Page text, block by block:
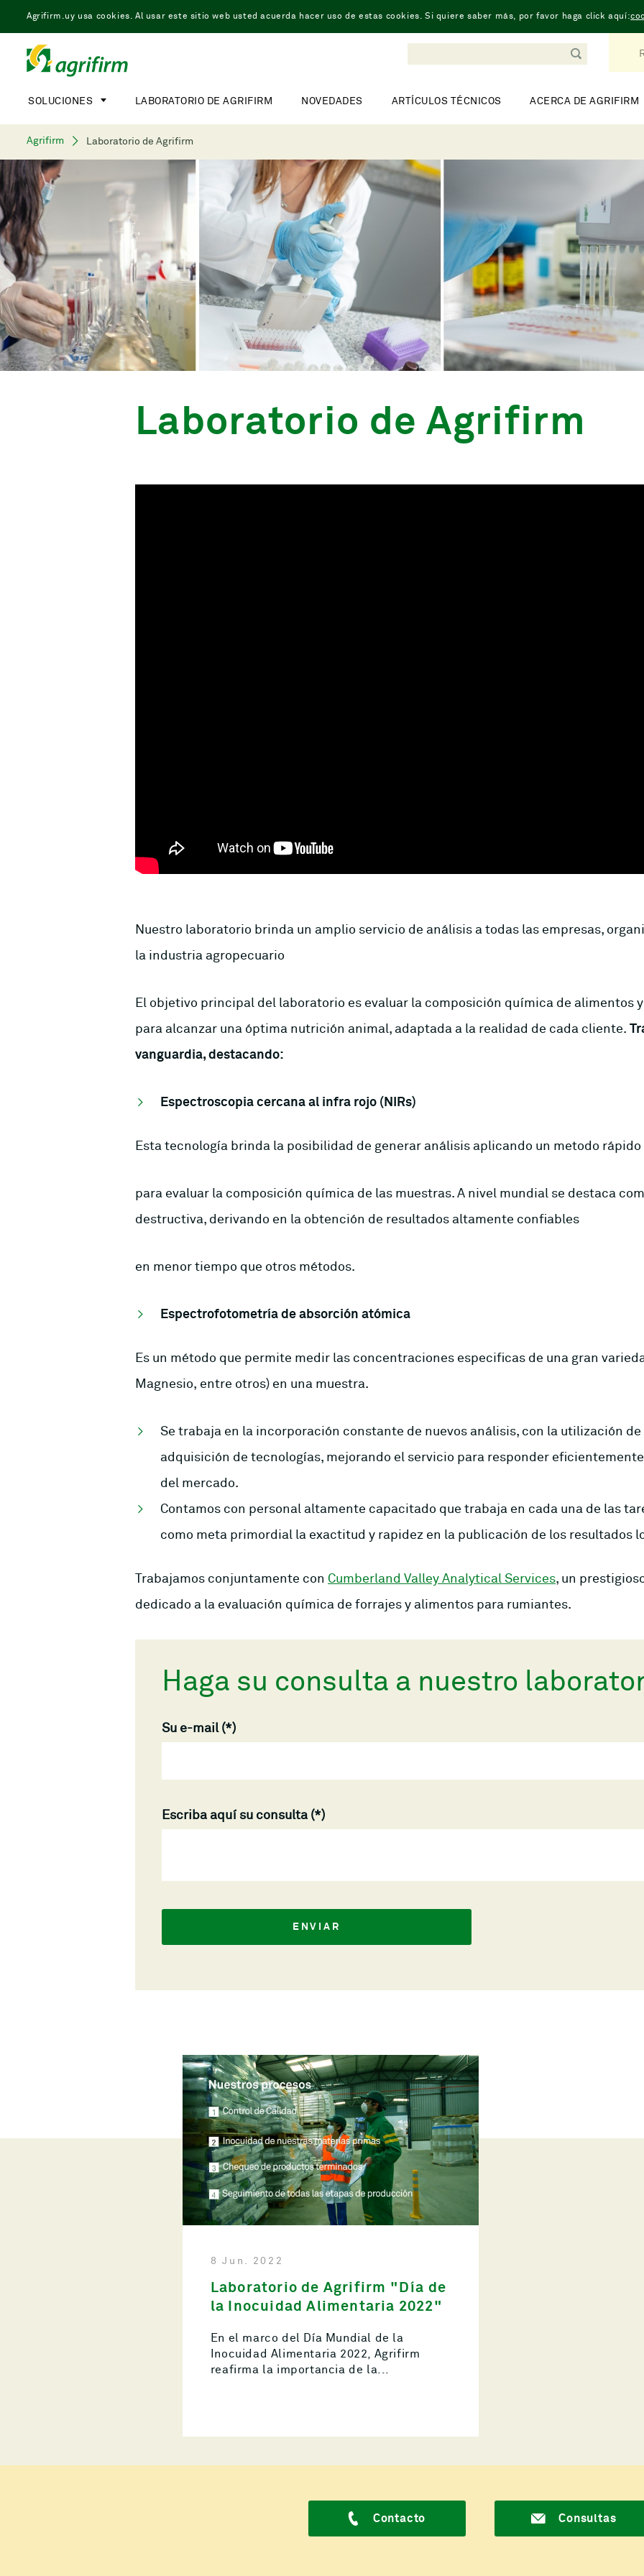
Agrifirm.uy usa cookies. Al usar este sitio web usted acuerda hacer uso de estas cookies. Si quiere saber más, por favor haga click aquí:
SOLUCIONES LABORATORIO DE AGRIFIRM NOVEDADES ARTÍCULOS TÉCNICOS ACERCA DE AGRIFIRM
Agrifirm Laboratorio de Agrifirm
Laboratorio de Agrifirm
Nuestro laboratorio brinda un amplio servicio de análisis a todas las empresas,
la industria agropecuario
El objetivo principal del laboratorio es evaluar la composición química de alimentos
para alcanzar una óptima nutrición animal, adaptada a la realidad de cada cliente.
vanguardia, destacando:
Espectroscopia cercana al infra rojo (NIRs)
Esta tecnología brinda la posibilidad de generar análisis aplicando un metodo
para evaluar la composición química de las muestras. A nivel mundial se destaca
destructiva, derivando en la obtención de resultados altamente confiables
en menor tiempo que otros métodos.
Espectrofotometría de absorción atómica
Es un método que permite medir las concentraciones especificas de una gran
Magnesio, entre otros) en una muestra.
Se trabaja en la incorporación constante de nuevos análisis, con la utilización
adquisición de tecnologías, mejorando el servicio para responder
del mercado.
Contamos con personal altamente capacitado que trabaja en cada una de las
como meta primordial la exactitud y rapidez en la publicación de los resultados
Trabajamos conjuntamente con Cumberland Valley Analytical Services, un
dedicado a la evaluación química de forrajes y alimentos para rumiantes.
Haga su consulta a nuestro
Su e-mail
Escriba aquí su consulta
ENVIAR
8 Jun. 2022
Laboratorio de Agrifirm "Día de
la Inocuidad Alimentaria 2022"
En el marco del Día Mundial de la
Inocuidad Alimentaria 2022, Agrifirm
reafirma la importancia de la...
Contacto Consultas